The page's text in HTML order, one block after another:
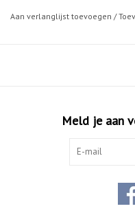
Aan verlanglijst toevoegen /
Meld je aan